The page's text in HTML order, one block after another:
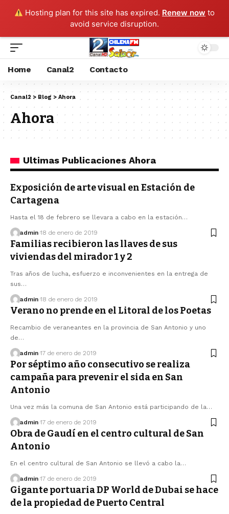
Hosting plan for this site has expired. Renew now to
avoid service disruption.
Home Canal2 Contacto
Canal2 > Blog > Ahora
Ahora
Ultimas Publicaciones Ahora
Exposición de arte visual en Estación de
Cartagena
Hasta el 18 de febrero se llevara a cabo en la estación…
admin 18 de enero de 2019
Familias recibieron las llaves de sus
viviendas del mirador 1 y 2
Tras años de lucha, esfuerzo e inconvenientes en la entrega de
sus…
admin 18 de enero de 2019
Verano no prende en el Litoral de los Poetas
Recambio de veraneantes en la provincia de San Antonio y uno
de…
admin 17 de enero de 2019
Por séptimo año consecutivo se realiza
campaña para prevenir el sida en San
Antonio
Una vez más la comuna de San Antonio está participando de la…
admin 17 de enero de 2019
Obra de Gaudí en el centro cultural de San
Antonio
En el centro cultural de San Antonio se llevó a cabo la…
admin 17 de enero de 2019
Gigante portuaria DP World de Dubai se hace
de la propiedad de Puerto Central